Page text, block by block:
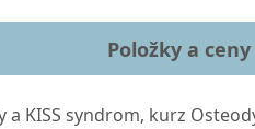
Položky a ceny
a KISS syndrom, kurz